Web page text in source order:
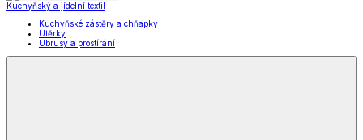
Kuchyňský a jídelní textil
Kuchyňské zástěry a chňapky
Utěrky
Ubrusy a prostírání